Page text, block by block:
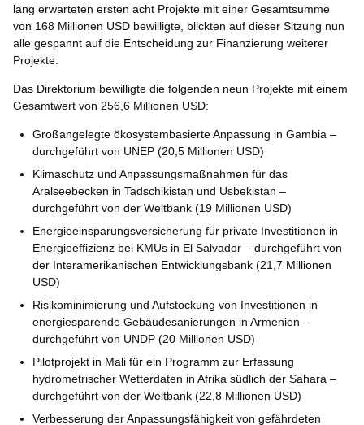
lang erwarteten ersten acht Projekte mit einer Gesamtsumme
von 168 Millionen USD bewilligte, blickten auf dieser Sitzung nun
alle gespannt auf die Entscheidung zur Finanzierung weiterer
Projekte.
Das Direktorium bewilligte die folgenden neun Projekte mit einem
Gesamtwert von 256,6 Millionen USD:
Großangelegte ökosystembasierte Anpassung in Gambia –
durchgeführt von UNEP (20,5 Millionen USD)
Klimaschutz und Anpassungsmaßnahmen für das
Aralseebecken in Tadschikistan und Usbekistan –
durchgeführt von der Weltbank (19 Millionen USD)
Energieeinsparungsversicherung für private Investitionen in
Energieeffizienz bei KMUs in El Salvador – durchgeführt von
der Interamerikanischen Entwicklungsbank (21,7 Millionen
USD)
Risikominimierung und Aufstockung von Investitionen in
energiesparende Gebäudesanierungen in Armenien –
durchgeführt von UNDP (20 Millionen USD)
Pilotprojekt in Mali für ein Programm zur Erfassung
hydrometrischer Wetterdaten in Afrika südlich der Sahara –
durchgeführt von der Weltbank (22,8 Millionen USD)
Verbesserung der Anpassungsfähigkeit von gefährdeten